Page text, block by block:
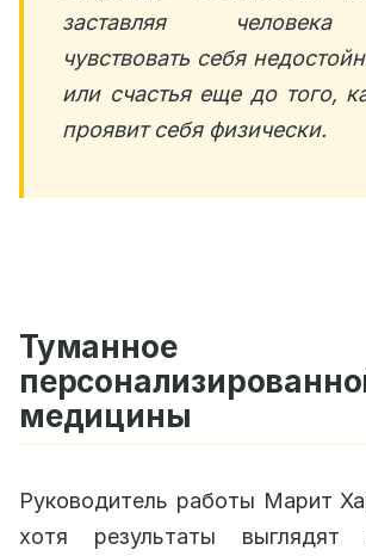
заставляя
чувствовать себя
или счастья еще до того,
проявит себя физически.
Туманное
медицины
Руководитель работы Марит
хотя результаты выглядят